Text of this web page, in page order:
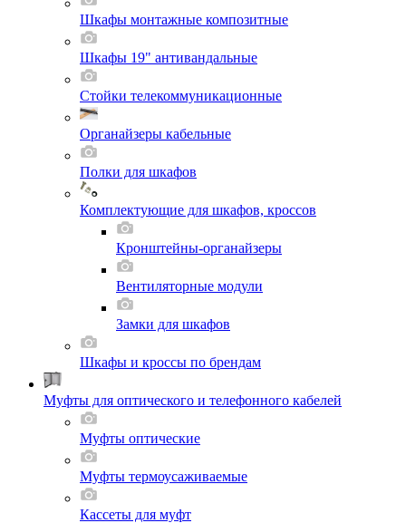
Шкафы монтажные композитные
Шкафы 19" антивандальные
Стойки телекоммуникационные
Органайзеры кабельные
Полки для шкафов
Комплектующие для шкафов, кроссов
Кронштейны-органайзеры
Вентиляторные модули
Замки для шкафов
Шкафы и кроссы по брендам
Муфты для оптического и телефонного кабелей
Муфты оптические
Муфты термоусаживаемые
Кассеты для муфт